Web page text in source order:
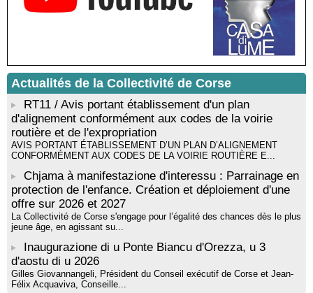
musicienne pédagogue : Ateliers d’expression sonore, vocale,
rythmique et corporelle - Mediateca territuriale di Santa Lucia di
! Événement reporté ! Cycle de conférences peinture animé
par Alexandre Dominati - Mediateca territuriale di Santa Lucia di
Tallà
Actualités de la Collectivité de Corse
RT11 / Avis portant établissement d'un plan
d'alignement conformément aux codes de la voirie
routière et de l'expropriation
AVIS PORTANT ÉTABLISSEMENT D’UN PLAN D’ALIGNEMENT
CONFORMÉMENT AUX CODES DE LA VOIRIE ROUTIÈRE E...
Chjama à manifestazione d'interessu : Parrainage en
protection de l'enfance. Création et déploiement d'une
offre sur 2026 et 2027
La Collectivité de Corse s'engage pour l’égalité des chances dès le plus
jeune âge, en agissant su...
Inaugurazione di u Ponte Biancu d'Orezza, u 3
d'aostu di u 2026
Gilles Giovannangeli, Président du Conseil exécutif de Corse et Jean-
Félix Acquaviva, Conseille...